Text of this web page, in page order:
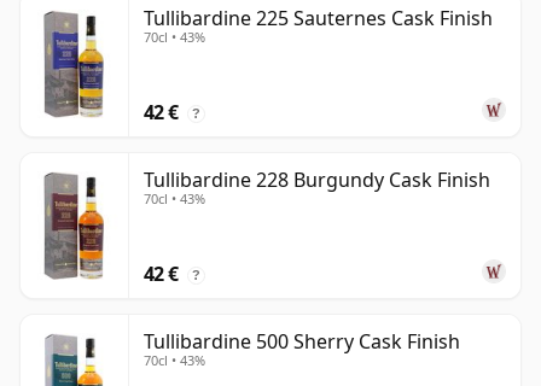
Tullibardine 225 Sauternes Cask Finish
70cl • 43%
42 € ?
Tullibardine 228 Burgundy Cask Finish
70cl • 43%
42 € ?
Tullibardine 500 Sherry Cask Finish
70cl • 43%